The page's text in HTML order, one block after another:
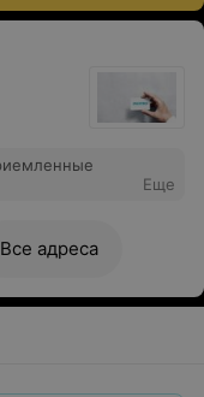
Еще
Все адреса